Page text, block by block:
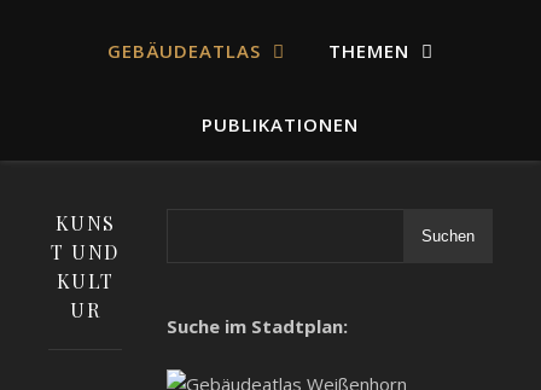
GEBÄUDEATLAS THEMEN
PUBLIKATIONEN
KUNS
T UND
KULT
UR
Suchen
Suche im Stadtplan: